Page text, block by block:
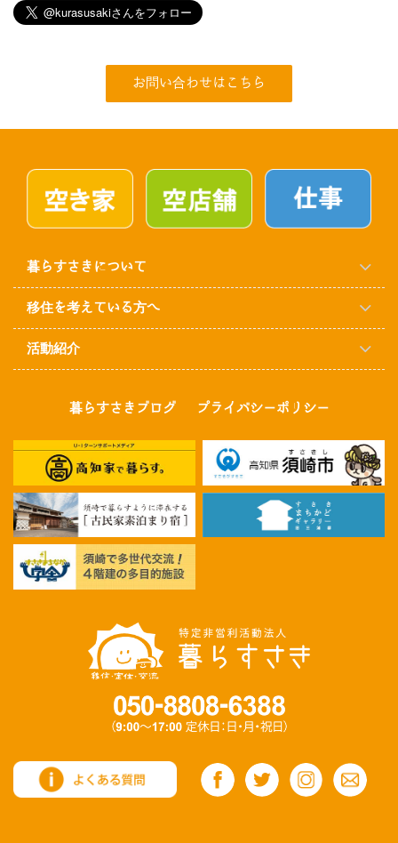
お問い合わせはこちら
暮らすさきについて
移住を考えている方へ
活動紹介
暮らすさきブログ プライバシーポリシー